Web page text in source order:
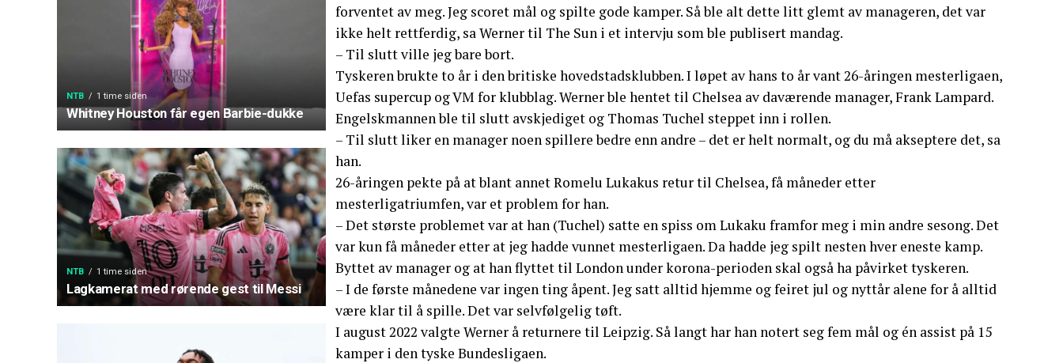
NTB 1 time siden
Whitney Houston får egen Barbie-dukke
NTB 1 time siden
Lagkamerat med rørende gest til Messi
forventet av meg. Jeg scoret mål og spilte gode kamper. Så ble alt dette litt glemt av manageren, det var
ikke helt rettferdig, sa Werner til The Sun i et intervju som ble publisert mandag.
– Til slutt ville jeg bare bort.
Tyskeren brukte to år i den britiske hovedstadsklubben. I løpet av hans to år vant 26-åringen mesterligaen,
Uefas supercup og VM for klubblag. Werner ble hentet til Chelsea av daværende manager, Frank Lampard.
Engelskmannen ble til slutt avskjediget og Thomas Tuchel steppet inn i rollen.
– Til slutt liker en manager noen spillere bedre enn andre – det er helt normalt, og du må akseptere det, sa
han.
26-åringen pekte på at blant annet Romelu Lukakus retur til Chelsea, få måneder etter
mesterligatriumfen, var et problem for han.
– Det største problemet var at han (Tuchel) satte en spiss om Lukaku framfor meg i min andre sesong. Det
var kun få måneder etter at jeg hadde vunnet mesterligaen. Da hadde jeg spilt nesten hver eneste kamp.
Byttet av manager og at han flyttet til London under korona-perioden skal også ha påvirket tyskeren.
– I de første månedene var ingen ting åpent. Jeg satt alltid hjemme og feiret jul og nyttår alene for å alltid
være klar til å spille. Det var selvfølgelig tøft.
I august 2022 valgte Werner å returnere til Leipzig. Så langt har han notert seg fem mål og én assist på 15
kamper i den tyske Bundesligaen.